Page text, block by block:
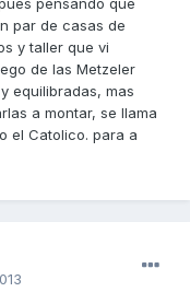
pensando que
par de casas de
y taller que vi
de las Metzeler
equilibradas, mas
a montar, se llama
el Catolico. para a